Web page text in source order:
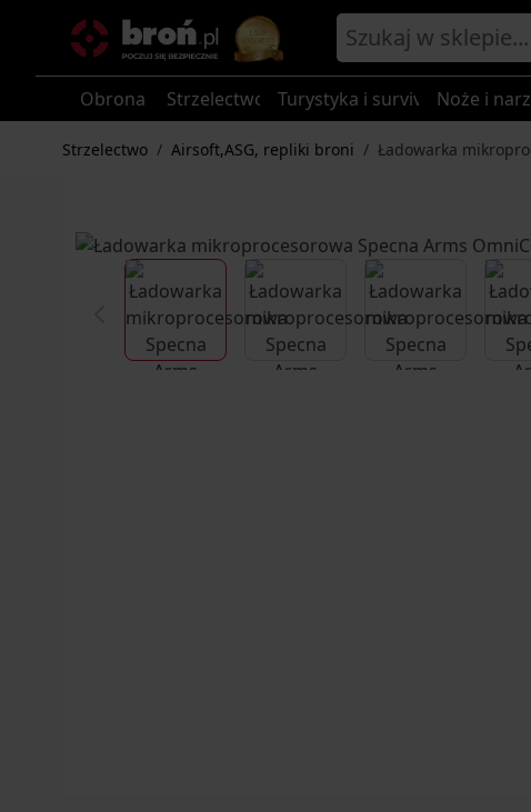
Obrona Strzelectwo Turystyka i survival Noże i
Strzelectwo / Airsoft,ASG, repliki broni / Ładowarka
View larger imageView larger imageView larger